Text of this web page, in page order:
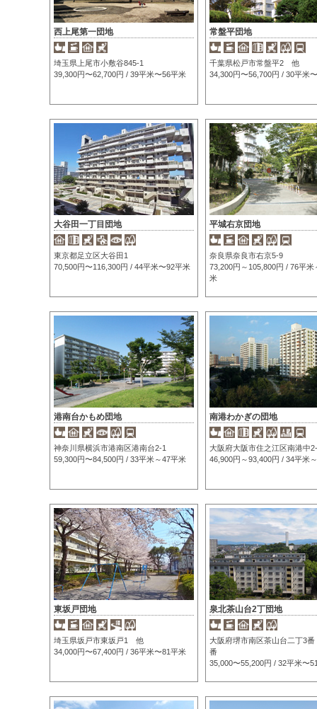
西上尾第一団地
埼玉県上尾市小敷谷845-1
39,300円〜62,700円 / 39平米〜56平米
常盤平団地
千葉県松戸市常盤平2 他
34,300円〜56,700円 / 30平米
大谷田一丁目団地
東京都足立区大谷田1
70,500円〜116,300円 / 44平米〜92平米
平城右京団地
奈良県奈良市右京5-9
73,200円～105,800円 / 76平米
米
港南台かもめ団地
神奈川県横浜市港南区港南台2-1
59,300円〜84,500円 / 33平米～47平米
南港わかぎの団地
大阪府大阪市住之江区南港中
46,900円～93,400円 / 34平米
東坂戸団地
埼玉県坂戸市東坂戸1 他
34,000円〜67,400円 / 36平米〜81平米
泉北茶山台2丁団地
大阪府堺市南区茶山台二丁3番
番
35,000〜55,200円 / 32平米〜